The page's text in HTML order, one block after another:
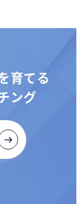
育てる
ング